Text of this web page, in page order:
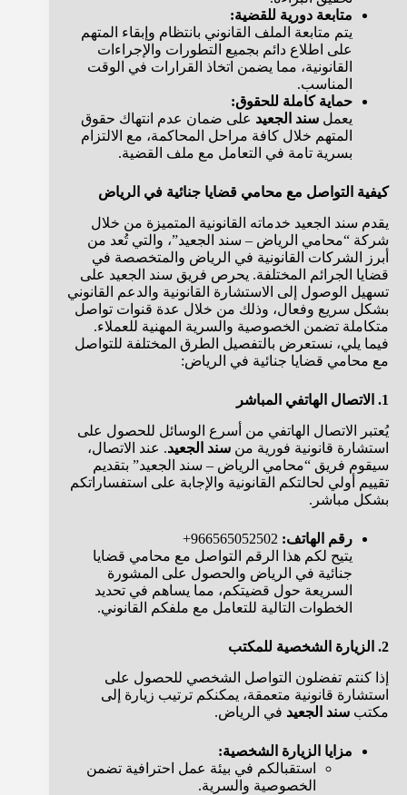
متابعة دورية للقضية:
يتم متابعة الملف القانوني بانتظام وإبقاء المتهم
على اطلاع دائم بجميع التطورات والإجراءات
القانونية، مما يضمن اتخاذ القرارات في الوقت
المناسب.
حماية كاملة للحقوق:
يعمل سند الجعيد على ضمان عدم انتهاك حقوق
المتهم خلال كافة مراحل المحاكمة، مع الالتزام
بسرية تامة في التعامل مع ملف القضية.
كيفية التواصل مع محامي قضايا جنائية في الرياض
يقدم سند الجعيد خدماته القانونية المتميزة من خلال
شركة “محامي الرياض – سند الجعيد”، والتي تُعد من
أبرز الشركات القانونية في الرياض والمتخصصة في
قضايا الجرائم المختلفة. يحرص فريق سند الجعيد على
تسهيل الوصول إلى الاستشارة القانونية والدعم القانوني
بشكل سريع وفعال، وذلك من خلال عدة قنوات تواصل
متكاملة تضمن الخصوصية والسرية المهنية للعملاء.
فيما يلي، نستعرض بالتفصيل الطرق المختلفة للتواصل
مع محامي قضايا جنائية في الرياض:
1. الاتصال الهاتفي المباشر
يُعتبر الاتصال الهاتفي من أسرع الوسائل للحصول على
استشارة قانونية فورية من سند الجعيد. عند الاتصال،
سيقوم فريق “محامي الرياض – سند الجعيد” بتقديم
تقييم أولي لحالتكم القانونية والإجابة على استفساراتكم
بشكل مباشر.
رقم الهاتف:
يتيح لكم هذا الرقم التواصل مع محامي قضايا
جنائية في الرياض والحصول على المشورة
السريعة حول قضيتكم، مما يساهم في تحديد
الخطوات التالية للتعامل مع ملفكم القانوني.
2. الزيارة الشخصية للمكتب
إذا كنتم تفضلون التواصل الشخصي للحصول على
استشارة قانونية متعمقة، يمكنكم ترتيب زيارة إلى
مكتب سند الجعيد في الرياض.
مزايا الزيارة الشخصية:
استقبالكم في بيئة عمل احترافية تضمن
الخصوصية والسرية.